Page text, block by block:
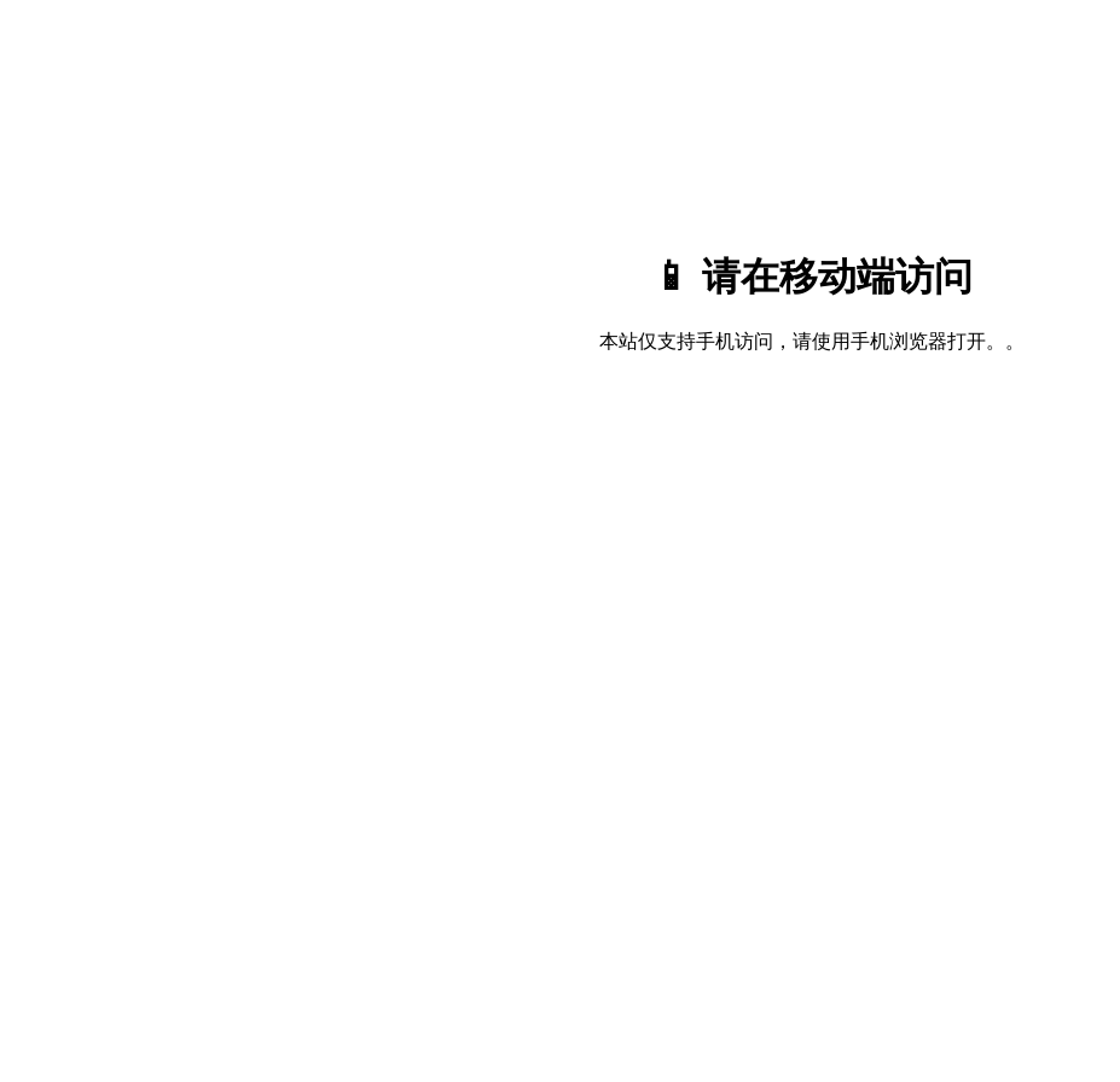
📱 请在移动端访问
本站仅支持手机访问，请使用手机浏览器打开。。